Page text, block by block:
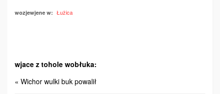
wozjewjene w: Łužica
wjace z tohole wobłuka:
« Wichor wulki buk powalił